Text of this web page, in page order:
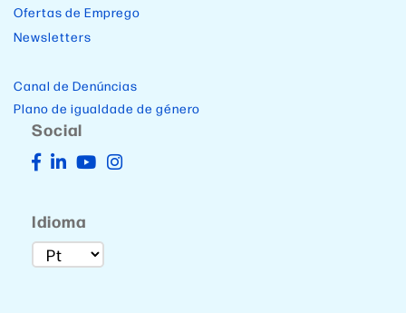
Ofertas de Emprego
Newsletters
Canal de Denúncias
Plano de igualdade de género
Social
Idioma